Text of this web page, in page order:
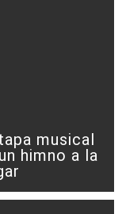
musical
himno a la